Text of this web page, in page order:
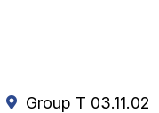
Group T 03.11.02